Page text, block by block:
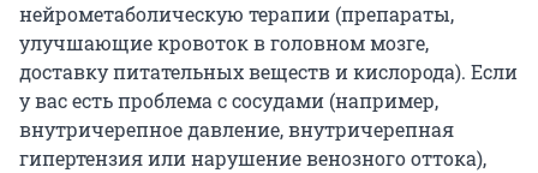
нейрометаболическую терапии (препараты,
улучшающие кровоток в головном мозге,
доставку питательных веществ и кислорода). Если
у вас есть проблема с сосудами (например,
внутричерепное давление, внутричерепная
гипертензия или нарушение венозного оттока),